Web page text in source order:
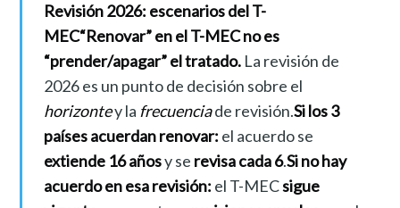
Revisión 2026: escenarios del T-
MEC“Renovar” en el T-MEC no es
“prender/apagar” el tratado.La revisión de
2026 es un punto de decisión sobre el
horizontey la frecuenciade revisión.Si los 3
países acuerdan renovar: el acuerdo se
extiende 16 añosy se revisa cada 6.Si no hay
acuerdo en esa revisión: el T-MECsigue